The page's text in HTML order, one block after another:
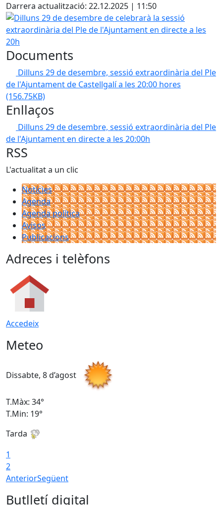
Darrera actualització: 22.12.2025 | 11:50
Dilluns 29 de desembre de celebrarà la sessió
Documents
Dilluns 29 de desembre, sessió extraordinària del Ple
de l'Ajuntament de Castellgalí a les 20:00 hores
(156.75KB)
Enllaços
Dilluns 29 de desembre, sessió extraordinària del Ple
de l'Ajuntament en directe a les 20:00h
RSS
L'actualitat a un clic
Notícies
Agenda
Agenda política
Avisos
Publicacions
Adreces i telèfons
Accedeix
Meteo
Dissabte, 8 d’agost
T.Màx: 34°
T.Min: 19°
Tarda
1
2
AnteriorSegüent
Butlletí digital